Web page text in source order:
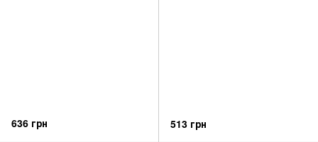
636 грн 513 грн